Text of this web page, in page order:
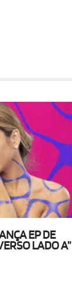
EP DE
LADO A”